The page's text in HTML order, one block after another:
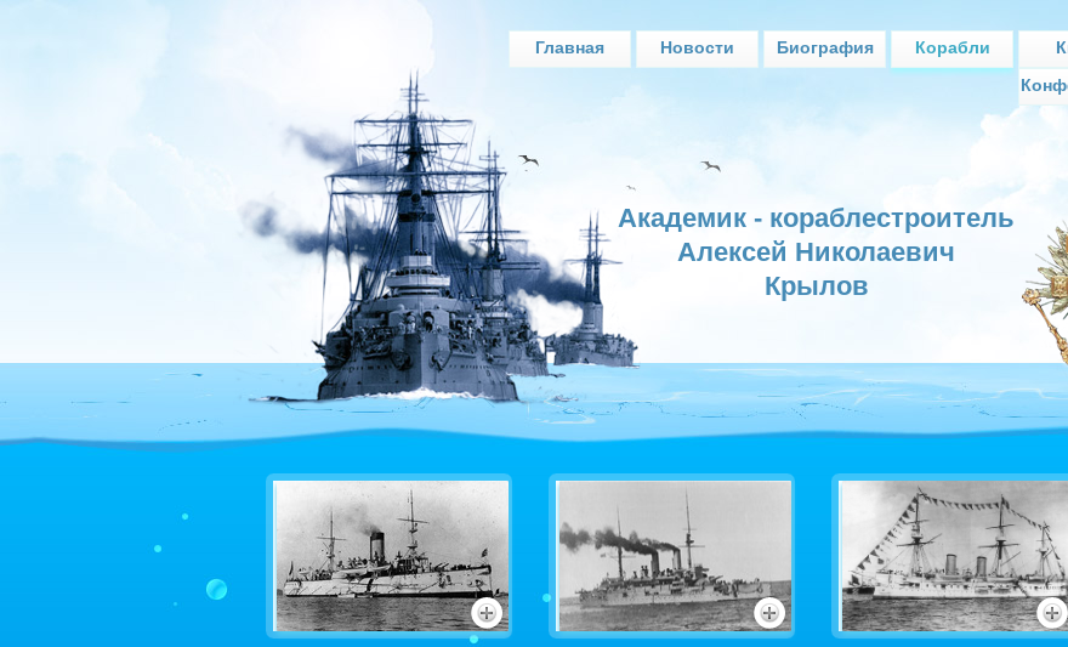
Главная Новости Биография Корабли
Академик - кораблестроитель
Алексей Николаевич
Крылов